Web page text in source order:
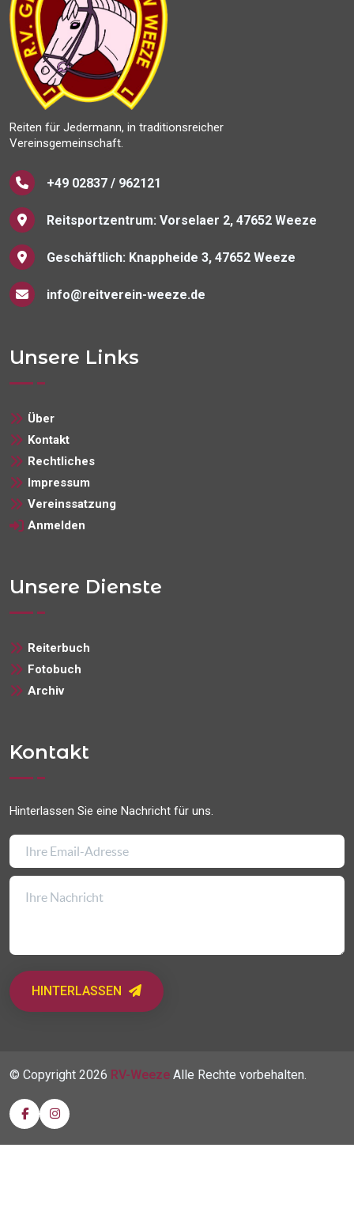
Reiten für Jedermann, in traditionsreicher
Vereinsgemeinschaft.
+49 02837 / 962121
Reitsportzentrum: Vorselaer 2, 47652 Weeze
Geschäftlich: Knappheide 3, 47652 Weeze
info@reitverein-weeze.de
Unsere Links
Über
Kontakt
Rechtliches
Impressum
Vereinssatzung
Anmelden
Unsere Dienste
Reiterbuch
Fotobuch
Archiv
Kontakt
Hinterlassen Sie eine Nachricht für uns.
HINTERLASSEN
© Copyright 2026 RV-Weeze Alle Rechte vorbehalten.